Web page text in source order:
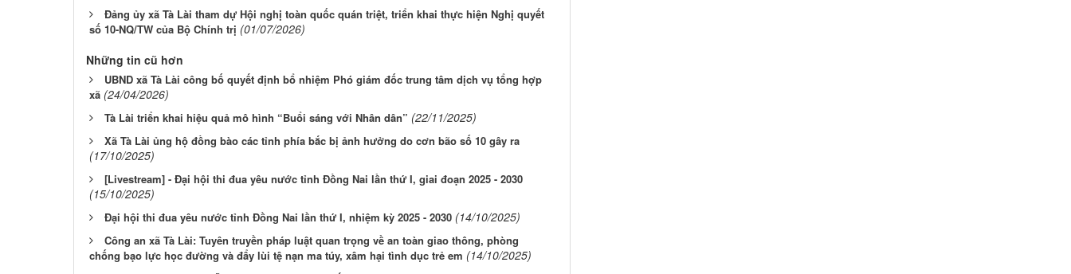
Đảng ủy xã Tà Lài tham dự Hội nghị toàn quốc quán triệt, triển khai thực hiện Nghị quyết
số 10-NQ/TW của Bộ Chính trị (01/07/2026)
Những tin cũ hơn
UBND xã Tà Lài công bố quyết định bổ nhiệm Phó giám đốc trung tâm dịch vụ tổng hợp
xã (24/04/2026)
Tà Lài triển khai hiệu quả mô hình “Buổi sáng với Nhân dân” (22/11/2025)
Xã Tà Lài ủng hộ đồng bào các tỉnh phía bắc bị ảnh hưởng do cơn bão số 10 gây ra
(17/10/2025)
[Livestream] - Đại hội thi đua yêu nước tỉnh Đồng Nai lần thứ I, giai đoạn 2025 - 2030
(15/10/2025)
Đại hội thi đua yêu nước tỉnh Đồng Nai lần thứ I, nhiệm kỳ 2025 - 2030 (14/10/2025)
Công an xã Tà Lài: Tuyên truyền pháp luật quan trọng về an toàn giao thông, phòng
chống bạo lực học đường và đẩy lùi tệ nạn ma túy, xâm hại tình dục trẻ em (14/10/2025)